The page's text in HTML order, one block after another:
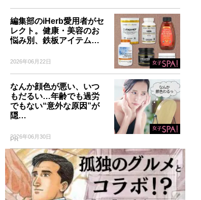
編集部のiHerb愛用者がセ
レクト。健康・美容のお
悩み別、鉄板アイテム…
2026年06月22日
なんか顔色が悪い、いつ
もだるい…年齢でも過労
でもない“意外な原因”が
隠…
2026年06月30日
PR